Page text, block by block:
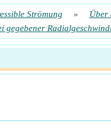
Strömung » Über
gegebener